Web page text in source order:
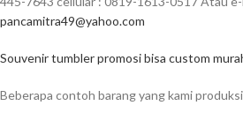
pancamitra49@yahoo.com
Souvenir tumbler promosi bisa custom
Beberapa contoh barang yang kami